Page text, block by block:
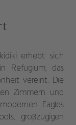
erhebt sich
Refugium, das
vereint. Die
Zimmern und
Eagles
großzügigen